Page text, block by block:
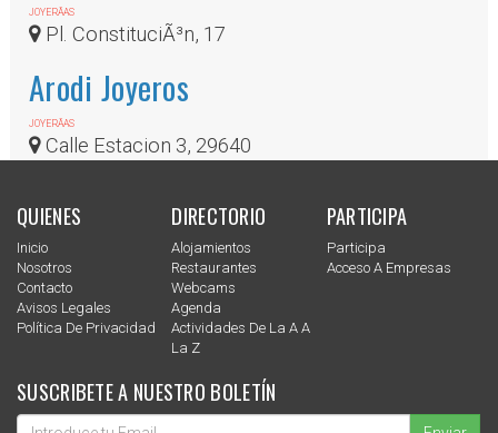
JOYERÃ­AS
Pl. ConstituciÃ³n, 17
Arodi Joyeros
JOYERÃ­AS
Calle Estacion 3, 29640
QUIENES
Inicio
Nosotros
Contacto
Avisos Legales
Política De Privacidad
DIRECTORIO
Alojamientos
Restaurantes
Webcams
Agenda
Actividades De La A A
La Z
PARTICIPA
Participa
Acceso A Empresas
SUSCRIBETE A NUESTRO BOLETÍN